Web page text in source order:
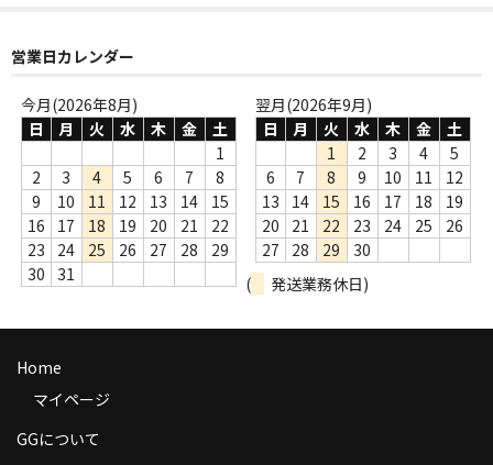
Webのみ no.2
Webのみ no.3
Webのみ no.4
売り切れ
商品の発送
お支払い方法
営業日カレンダー
今月(2026年8月)
日
月 火 水 木 金
土
1
2
3 4 5 6 7
8
9
10 11 12 13 14
15
16
17 18 19 20 21
22
23
24 25 26 27 28
29
30
31
翌月(2026年9月)
日
月 火 水 木 金
土
1
2 3 4
5
6
7 8 9 10 11
12
13
14 15 16 17 18
19
20
21 22 23 24 25
26
27
28 29
30
(
発送業務休日)
Home
マイページ
GGについて